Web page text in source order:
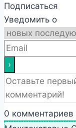
Подписаться
Уведомить о
0 комментариев